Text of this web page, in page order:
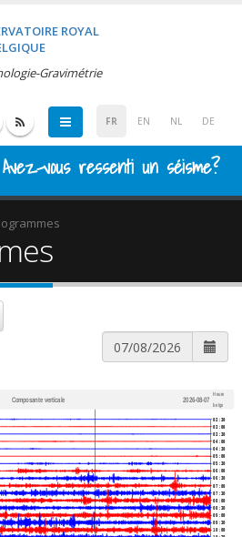
ROYAL
Gravimétrie
FR EN NL DE
Avez-vous ressenti un séisme?
Composante verticale 2026-08-07
Heure
belge
02:30
03:00
03:30
04:00
04:30
05:00
05:30
06:00
06:30
07:00
07:30
08:00
08:30
09:00
09:30
10:00